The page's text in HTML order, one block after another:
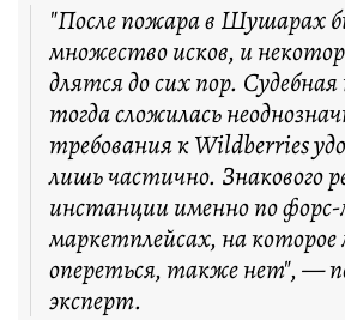
"После пожара в Шушарах
множество исков, и
длятся до сих пор.
тогда сложилась
требования к Wildberries
лишь частично. Знакового
инстанции именно по
маркетплейсах, на
опереться, также нет", —
эксперт.